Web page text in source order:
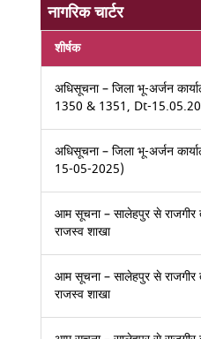
नागरिक चार्टर
शीर्षक
अधिसूचना – जिला भू-अर्जन
1350 & 1351, Dt-
अधिसूचना – जिला भू-अर्जन
15-05-2025)
आम सूचना – सालेहपुर से
राजस्व शाखा
आम सूचना – सालेहपुर से
राजस्व शाखा